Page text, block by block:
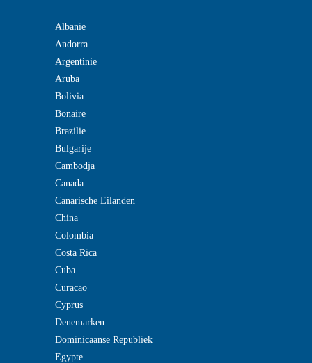
Albanie
Andorra
Argentinie
Aruba
Bolivia
Bonaire
Brazilie
Bulgarije
Cambodja
Canada
Canarische Eilanden
China
Colombia
Costa Rica
Cuba
Curacao
Cyprus
Denemarken
Dominicaanse Republiek
Egypte